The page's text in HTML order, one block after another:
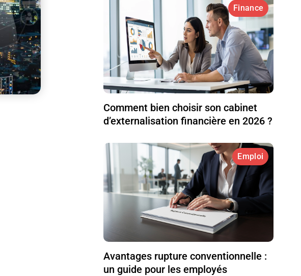
Finance
Comment bien choisir son cabinet
d’externalisation financière en 2026 ?
Emploi
Avantages rupture conventionnelle :
un guide pour les employés